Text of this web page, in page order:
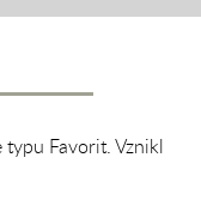
typu Favorit. Vznikl